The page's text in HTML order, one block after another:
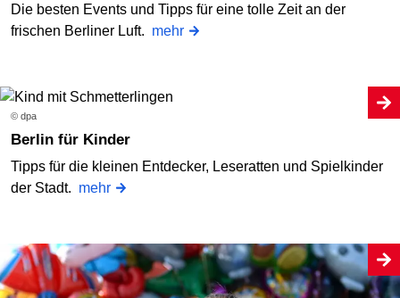
Die besten Events und Tipps für eine tolle Zeit an der
frischen Berliner Luft. mehr
© dpa
Berlin für Kinder
Tipps für die kleinen Entdecker, Leseratten und Spielkinder
der Stadt. mehr